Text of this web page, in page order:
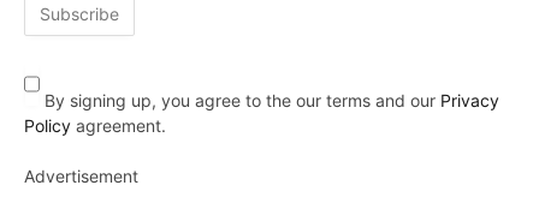
By signing up, you agree to the our terms and our Privacy
Policy agreement.
Advertisement